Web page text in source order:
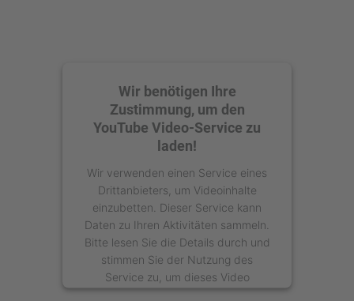
Wir benötigen Ihre
Zustimmung, um den
YouTube Video-Service zu
laden!
Wir verwenden einen Service eines
Drittanbieters, um Videoinhalte
einzubetten. Dieser Service kann
Daten zu Ihren Aktivitäten sammeln.
Bitte lesen Sie die Details durch und
stimmen Sie der Nutzung des
Service zu, um dieses Video
anzusehen.